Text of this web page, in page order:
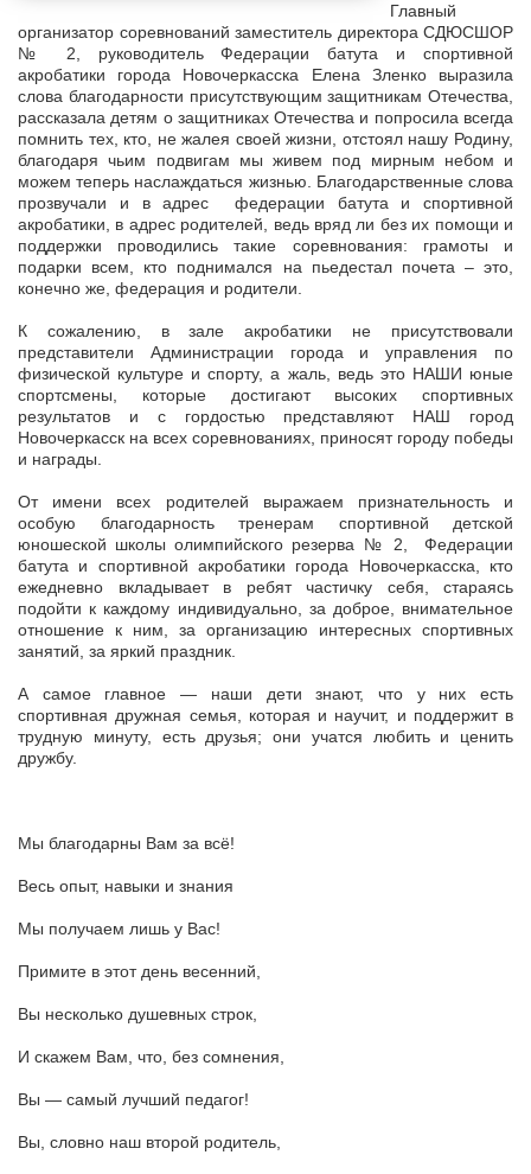
Главный
организатор соревнований заместитель директора СДЮСШОР
№ 2, руководитель Федерации батута и спортивной
акробатики города Новочеркасска Елена Зленко выразила
слова благодарности присутствующим защитникам Отечества,
рассказала детям о защитниках Отечества и попросила всегда
помнить тех, кто, не жалея своей жизни, отстоял нашу Родину,
благодаря чьим подвигам мы живем под мирным небом и
можем теперь наслаждаться жизнью. Благодарственные слова
прозвучали и в адрес федерации батута и спортивной
акробатики, в адрес родителей, ведь вряд ли без их помощи и
поддержки проводились такие соревнования: грамоты и
подарки всем, кто поднимался на пьедестал почета – это,
конечно же, федерация и родители.
К сожалению, в зале акробатики не присутствовали
представители Администрации города и управления по
физической культуре и спорту, а жаль, ведь это НАШИ юные
спортсмены, которые достигают высоких спортивных
результатов и с гордостью представляют НАШ город
Новочеркасск на всех соревнованиях, приносят городу победы
и награды.
От имени всех родителей выражаем признательность и
особую благодарность тренерам спортивной детской
юношеской школы олимпийского резерва № 2, Федерации
батута и спортивной акробатики города Новочеркасска, кто
ежедневно вкладывает в ребят частичку себя, стараясь
подойти к каждому индивидуально, за доброе, внимательное
отношение к ним, за организацию интересных спортивных
занятий, за яркий праздник.
А самое главное — наши дети знают, что у них есть
спортивная дружная семья, которая и научит, и поддержит в
трудную минуту, есть друзья; они учатся любить и ценить
дружбу.
Мы благодарны Вам за всё!
Весь опыт, навыки и знания
Мы получаем лишь у Вас!
Примите в этот день весенний,
Вы несколько душевных строк,
И скажем Вам, что, без сомнения,
Вы — самый лучший педагог!
Вы, словно наш второй родитель,